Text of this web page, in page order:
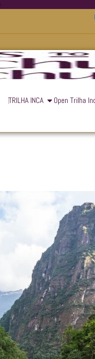
TRILHA INCA Open Trilha